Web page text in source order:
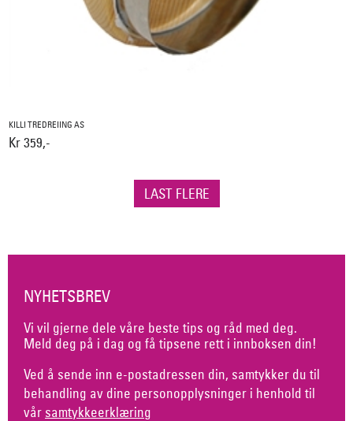
KILLI TREDREIING AS
Kr 359,-
LAST FLERE
NYHETSBREV
Vi vil gjerne dele våre beste tips og råd med deg.
Meld deg på i dag og få tipsene rett i innboksen din!
Ved å sende inn e-postadressen din, samtykker du til
behandling av dine personopplysninger i henhold til
vår samtykkeerklæring